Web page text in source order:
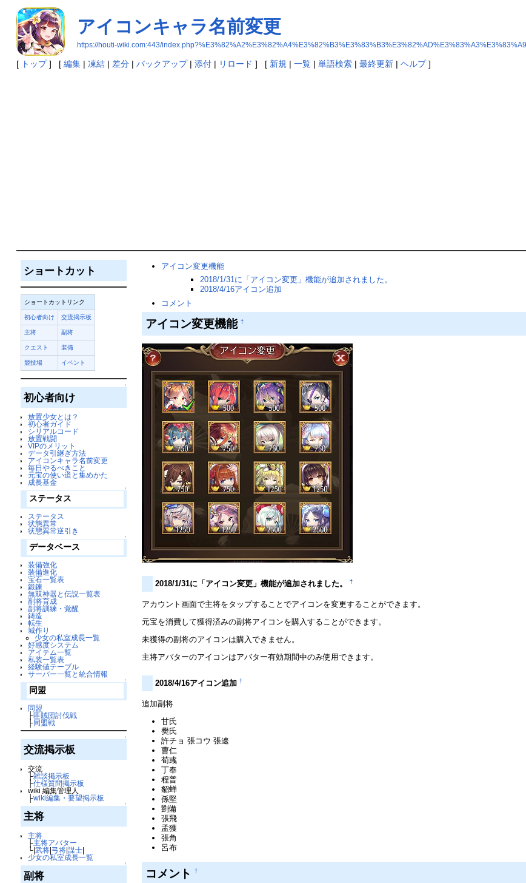
アイコンキャラ名前変更
https://houti-wiki.com:443/
[ トップ] [ 編集| 凍結| 差分| バックアップ| 添付| リロード ] [ 新規 | 一覧| 単語検索| 最終更新| ヘルプ]
ショートカット
ショートカットリンク
初心者向け 交流掲示板
主将 副将
クエスト 装備
競技場 イベント
↑
初心者向け
放置少女とは？
初心者ガイド
シリアルコード
放置戦闘
VIPのメリット
データ引継ぎ方法
アイコンキャラ名前変更
毎日やるべきこと
元宝の使い道と集めかた
成長基金
↑
ステータス
ステータス
状態異常
状態異常逆引き
↑
データベース
装備強化
装備進化
宝石一覧表
鍛錬
無双神器と伝説一覧表
副将育成
副将訓練・覚醒
鋳造
転生
城作り
少女の私室成長一覧
好感度システム
アイテム一覧
私装一覧表
経験値テーブル
サーバー一覧と統合情報
↑
同盟
同盟
├匪賊団討伐戦
├同盟戦
↑
交流掲示板
交流
├雑談掲示板
├仕様質問掲示板
wiki 編集管理人
├wiki編集・要望掲示板
↑
主将
主将
├主将アバター
└|武将|弓将|謀士|
少女の私室成長一覧
↑
副将
アイコン変更機能
2018/1/31に「アイコン変更」機能が追加されました。
2018/4/16アイコン追加
コメント
アイコン変更機能†
2018/1/31に「アイコン変更」機能が追加されました。†
アカウント画面で主将をタップすることでアイコンを変更することができます。
元宝を消費して獲得済みの副将アイコンを購入することができます。
未獲得の副将のアイコンは購入できません。
主将アバターのアイコンはアバター有効期間中のみ使用できます。
2018/4/16アイコン追加†
追加副将
甘氏
樊氏
許チョ 張コウ 張遼
曹仁
荀彧
丁奉
程普
貂蝉
孫堅
劉備
張飛
孟獲
張角
呂布
コメント†